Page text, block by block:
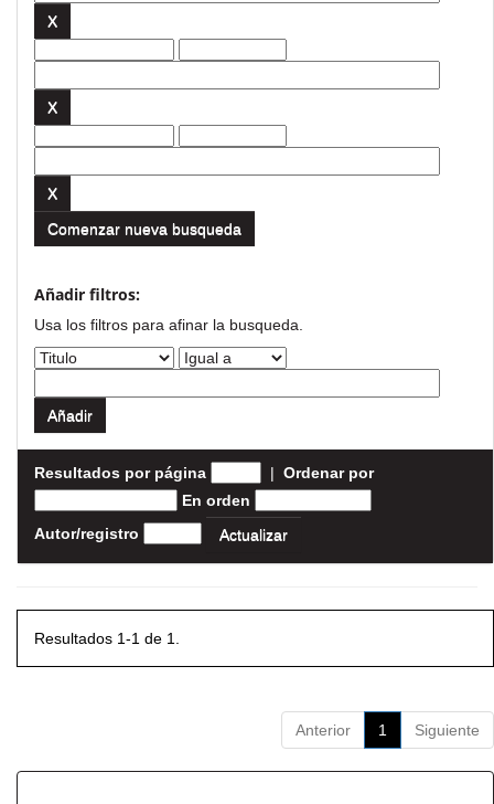
Comenzar nueva busqueda
Añadir filtros:
Usa los filtros para afinar la busqueda.
Resultados por página | Ordenar por
En orden
Autor/registro
Resultados 1-1 de 1.
Anterior 1 Siguiente